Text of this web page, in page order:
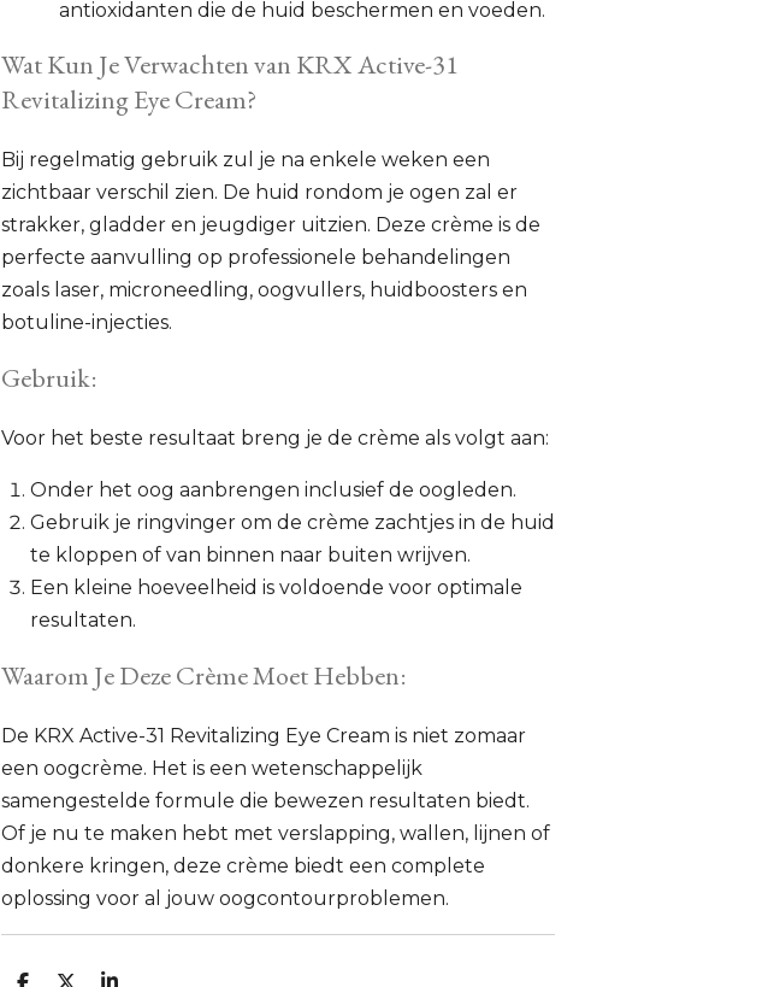
antioxidanten die de huid beschermen en voeden.
Wat Kun Je Verwachten van KRX Active-31
Revitalizing Eye Cream?
Bij regelmatig gebruik zul je na enkele weken een
zichtbaar verschil zien. De huid rondom je ogen zal er
strakker, gladder en jeugdiger uitzien. Deze crème is de
perfecte aanvulling op professionele behandelingen
zoals laser, microneedling, oogvullers, huidboosters en
botuline-injecties.
Gebruik:
Voor het beste resultaat breng je de crème als volgt aan:
Onder het oog aanbrengen inclusief de oogleden.
Gebruik je ringvinger om de crème zachtjes in de huid
te kloppen of van binnen naar buiten wrijven.
Een kleine hoeveelheid is voldoende voor optimale
resultaten.
Waarom Je Deze Crème Moet Hebben:
De KRX Active-31 Revitalizing Eye Cream is niet zomaar
een oogcrème. Het is een wetenschappelijk
samengestelde formule die bewezen resultaten biedt.
Of je nu te maken hebt met verslapping, wallen, lijnen of
donkere kringen, deze crème biedt een complete
oplossing voor al jouw oogcontourproblemen.